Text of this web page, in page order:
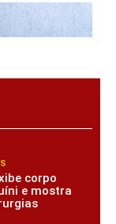
corpo
e mostra